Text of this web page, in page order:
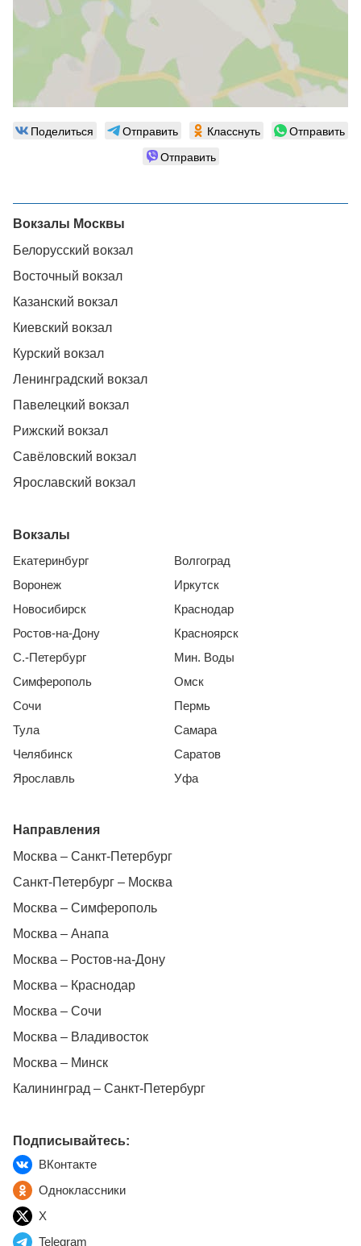
Поделиться Отправить Класснуть
Отправить
Отправить
Вокзалы Москвы
Белорусский вокзал
Восточный вокзал
Казанский вокзал
Киевский вокзал
Курский вокзал
Ленинградский вокзал
Павелецкий вокзал
Рижский вокзал
Савёловский вокзал
Ярославский вокзал
Вокзалы
Екатеринбург
Воронеж
Новосибирск
Ростов-на-Дону
С.-Петербург
Симферополь
Сочи
Тула
Челябинск
Ярославль
Волгоград
Иркутск
Краснодар
Красноярск
Мин. Воды
Омск
Пермь
Самара
Саратов
Уфа
Направления
Москва – Санкт-Петербург
Санкт-Петербург – Москва
Москва – Симферополь
Москва – Анапа
Москва – Ростов-на-Дону
Москва – Краснодар
Москва – Сочи
Москва – Владивосток
Москва – Минск
Калининград – Санкт-Петербург
Подписывайтесь:
ВКонтакте
Одноклассники
X
Telegram